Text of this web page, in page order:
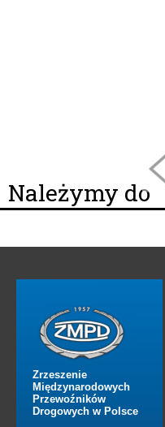
Należymy do
Zrzeszenie
Międzynarodowych
Przewoźników
Drogowych w Polsce